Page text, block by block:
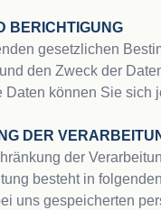
BERICHTIGUNG
gesetzlichen
den Zweck der
können Sie sich
DER
der
besteht in
uns gespeicherten